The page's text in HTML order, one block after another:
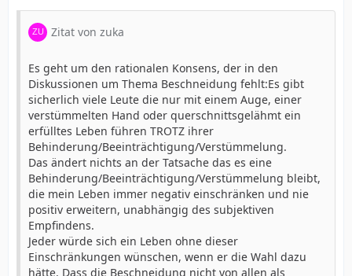
Zitat von zuka
Es geht um den rationalen Konsens, der in den
Diskussionen um Thema Beschneidung fehlt:Es gibt
sicherlich viele Leute die nur mit einem Auge, einer
verstümmelten Hand oder querschnittsgelähmt ein
erfülltes Leben führen TROTZ ihrer
Behinderung/Beeinträchtigung/Verstümmelung.
Das ändert nichts an der Tatsache das es eine
Behinderung/Beeinträchtigung/Verstümmelung bleibt,
die mein Leben immer negativ einschränken und nie
positiv erweitern, unabhängig des subjektiven
Empfindens.
Jeder würde sich ein Leben ohne dieser
Einschränkungen wünschen, wenn er die Wahl dazu
hätte. Dass die Beschneidung nicht von allen als